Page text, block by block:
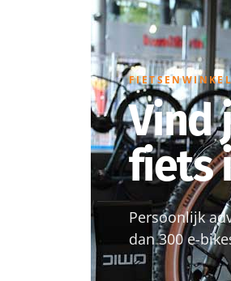
Vind
fiets
Persoonlijk
dan 300 e-